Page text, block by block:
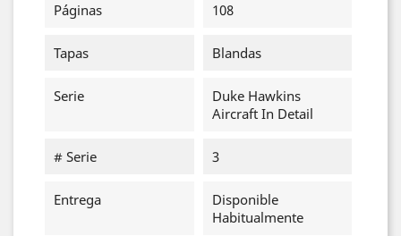
Páginas 108
Tapas Blandas
Serie
Duke Hawkins
Aircraft In Detail
# Serie 3
Entrega
Disponible
Habitualmente